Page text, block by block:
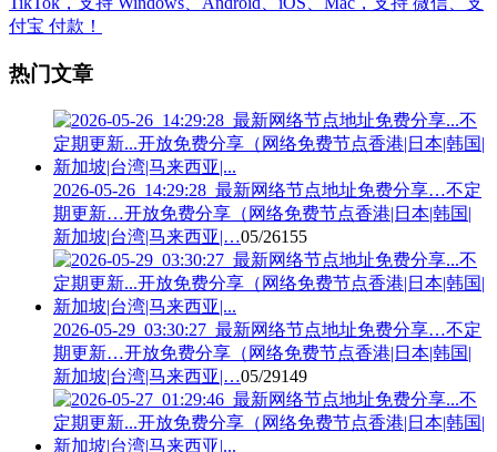
热门文章
2026-05-26_14:29:28_最新网络节点地址免费分享…不定
期更新…开放免费分享（网络免费节点香港|日本|韩国|
新加坡|台湾|马来西亚|…05/26155
2026-05-29_03:30:27_最新网络节点地址免费分享…不定
期更新…开放免费分享（网络免费节点香港|日本|韩国|
新加坡|台湾|马来西亚|…05/29149